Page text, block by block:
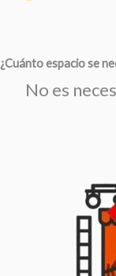
¿Cuánto espacio se
No es